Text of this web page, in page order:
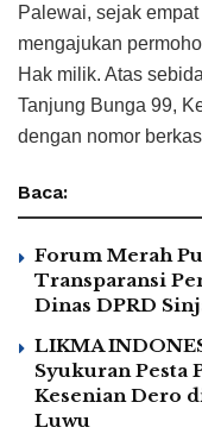
Palewai, sejak
mengajukan
Hak milik. Atas
Tanjung Bunga 99,
dengan nomor
Baca:
Forum Merah
Transparansi
Dinas DPRD
LIKMA
Syukuran Pesta
Kesenian Dero
Luwu